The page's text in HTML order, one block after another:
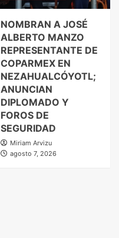
NOMBRAN A JOSÉ
ALBERTO MANZO
REPRESENTANTE DE
COPARMEX EN
NEZAHUALCÓYOTL;
ANUNCIAN
DIPLOMADO Y
FOROS DE
SEGURIDAD
Miriam Arvizu
agosto 7, 2026